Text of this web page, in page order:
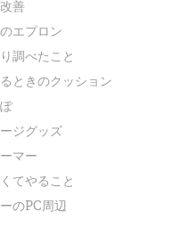
善
エプロン
調べたこと
ときのクッション
ジグッズ
マー
てやること
のPC周辺